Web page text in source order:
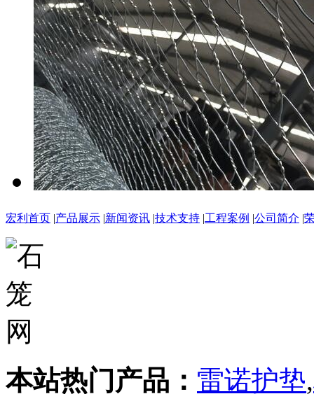
宏利首页 |产品展示 |新闻资讯 |技术支持 |工程案例 |公司简介 |
本站热门产品： 雷诺护垫,